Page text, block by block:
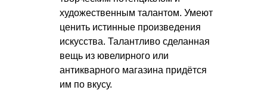
художественным талантом. Умеют
ценить истинные произведения
искусства. Талантливо сделанная
вещь из ювелирного или
антикварного магазина придётся
им по вкусу.